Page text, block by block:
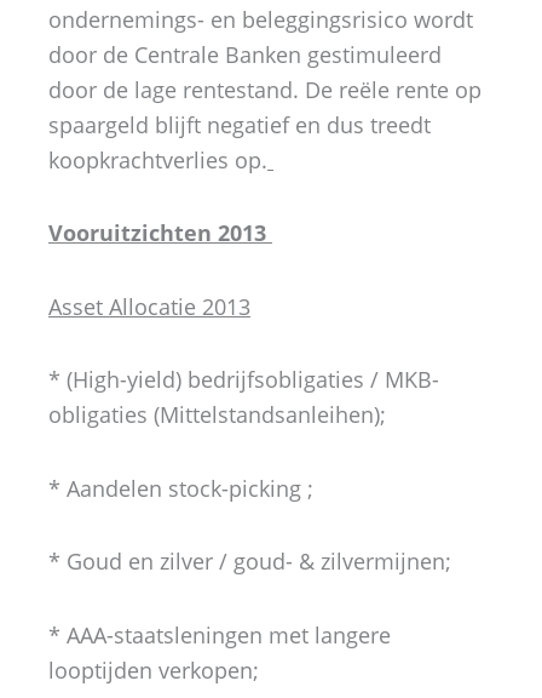
ondernemings- en beleggingsrisico wordt
door de Centrale Banken gestimuleerd
door de lage rentestand. De reële rente op
spaargeld blijft negatief en dus treedt
koopkrachtverlies op.
Vooruitzichten 2013
Asset Allocatie 2013
* (High-yield) bedrijfsobligaties / MKB-
obligaties (Mittelstandsanleihen);
* Aandelen stock-picking ;
* Goud en zilver / goud- & zilvermijnen;
* AAA-staatsleningen met langere
looptijden verkopen;